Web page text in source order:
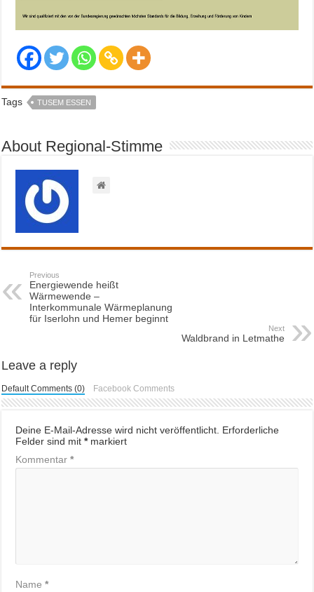
Tags TUSEM ESSEN
About Regional-Stimme
Previous
Energiewende heißt
Wärmewende –
Interkommunale Wärmeplanung
für Iserlohn und Hemer beginnt
Next
Waldbrand in Letmathe
Leave a reply
Default Comments (0) Facebook Comments
Deine E-Mail-Adresse wird nicht veröffentlicht. Erforderliche
Felder sind mit*markiert
Kommentar*
Name*